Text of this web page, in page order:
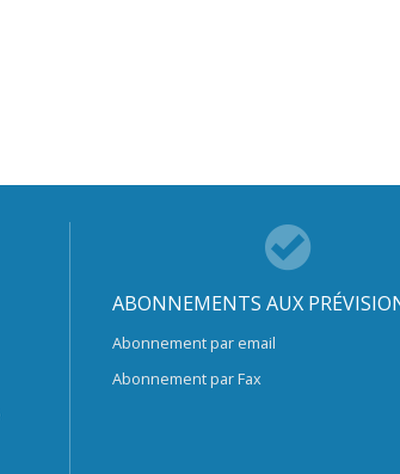
ABONNEMENTS AUX
Abonnement par email
Abonnement par Fax